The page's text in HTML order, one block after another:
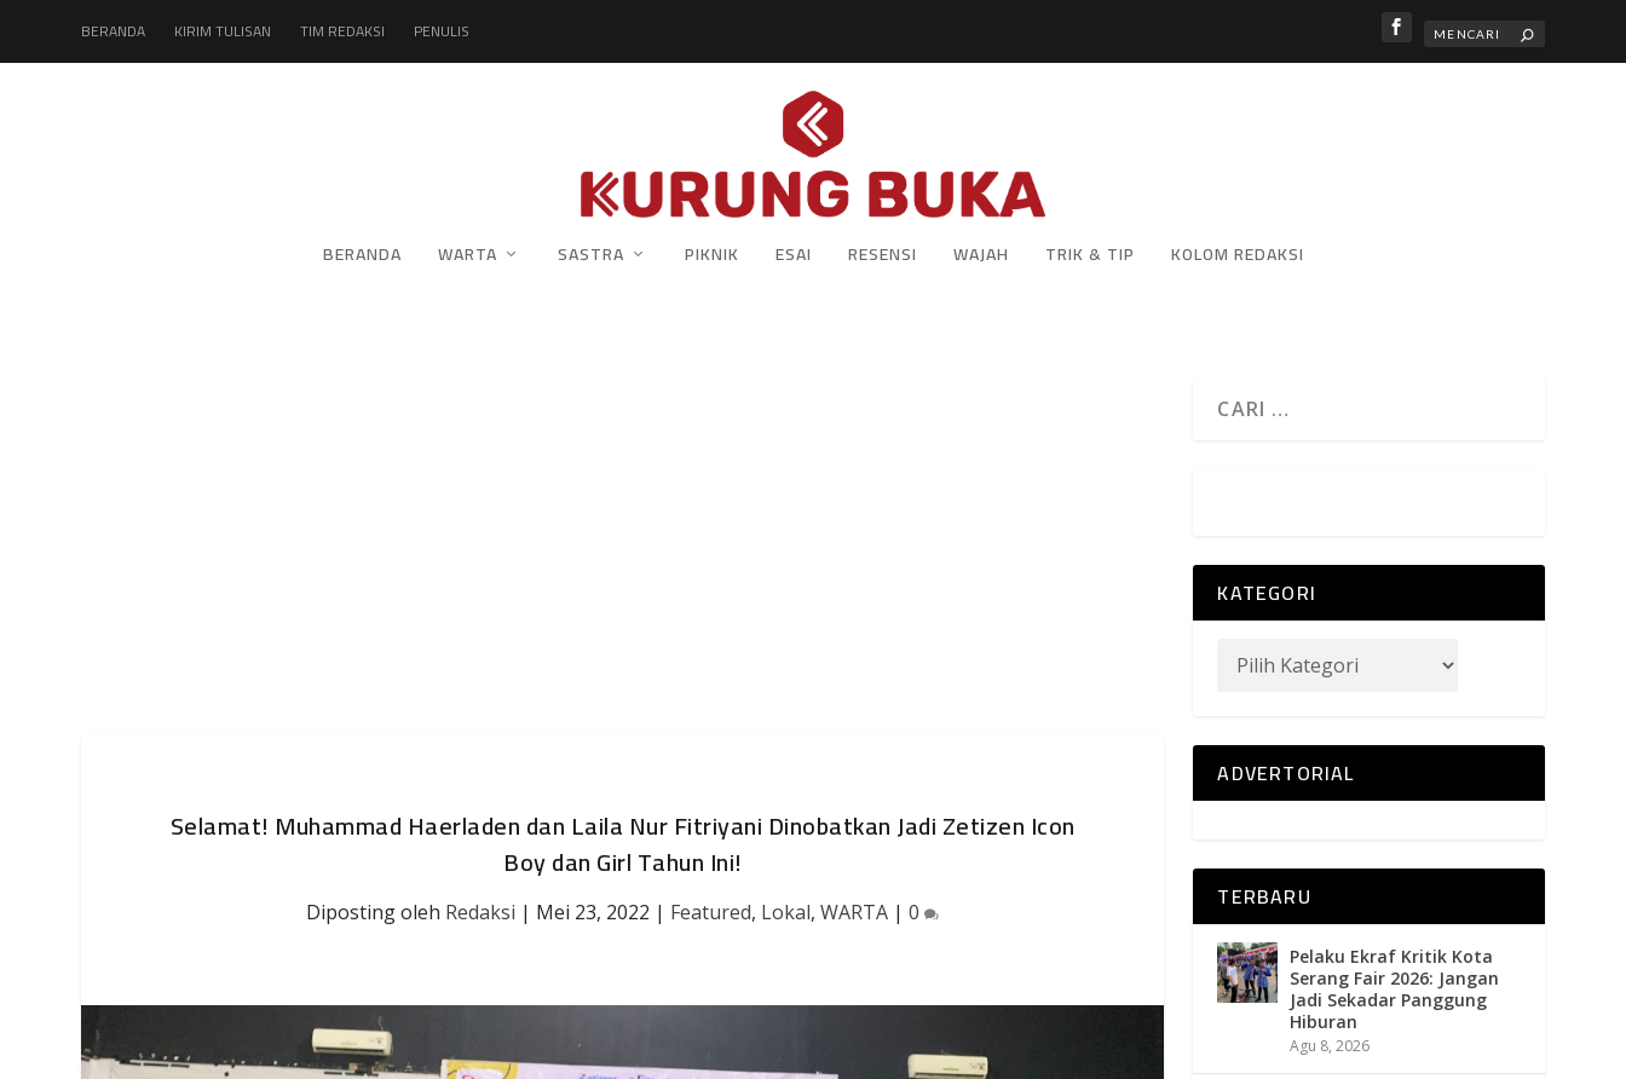
BERANDA KIRIM TULISAN TIM REDAKSI PENULIS
BERANDA WARTA SASTRA PIKNIK ESAI RESENSI WAJAH TRIK & TIP KOLOM REDAKSI
Selamat! Muhammad Haerladen dan Laila Nur Fitriyani Dinobatkan Jadi Zetizen Icon
Boy dan Girl Tahun Ini!
Diposting oleh Redaksi | Mei 23, 2022 | Featured, Lokal,WARTA |0
KATEGORI
ADVERTORIAL
TERBARU
Pelaku Ekraf Kritik Kota
Serang Fair 2026: Jangan
Jadi Sekadar Panggung
Hiburan
Agu 8, 2026